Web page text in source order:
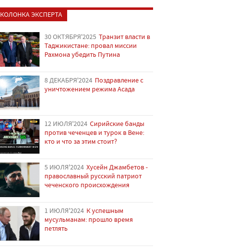
КОЛОНКА ЭКСПЕРТА
30 ОКТЯБРЯ'2025 Транзит власти в
Таджикистане: провал миссии
Рахмона убедить Путина
8 ДЕКАБРЯ'2024 Поздравление с
уничтожением режима Асада
12 ИЮЛЯ'2024 Сирийские банды
против чеченцев и турок в Вене:
кто и что за этим стоит?
5 ИЮЛЯ'2024 Хусейн Джамбетов -
православный русский патриот
чеченского происхождения
1 ИЮЛЯ'2024 К успешным
мусульманам: прошло время
петлять